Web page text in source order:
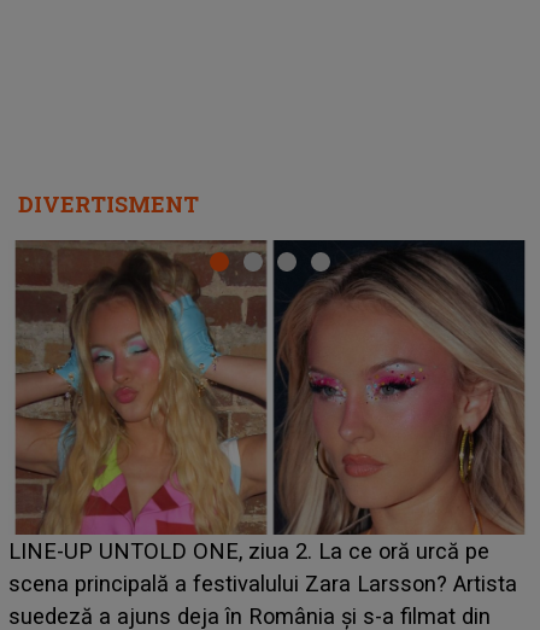
DIVERTISMENT
Ce a dezvăluit noua concurentă din "Casa Iubirii" l-a
luat prin surprindere pe Emanuel. CINE ESTE
BĂIATUL VIZAT de Alexandra?! Aflându-se în fața